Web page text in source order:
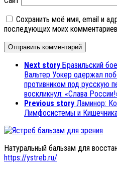
Сохранить моё имя, email и
последующих моих
Next story Бразильский
Вальтер Уокер одержал
противником под русскую
воскликнул: «Слава
Previous story Ламинор:
Лимфосистемы и
Натуральный бальзам для
https://ystreb.ru/